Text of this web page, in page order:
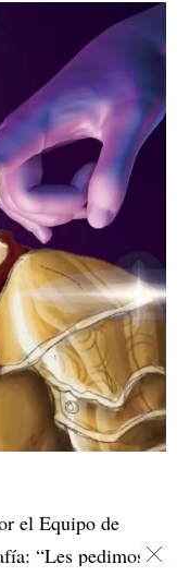
el Equipo de
“Les pedimos a